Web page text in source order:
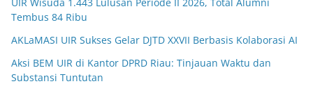
Tembus 84 Ribu
AKLaMASI UIR Sukses Gelar DJTD XXVII Berbasis Kolaborasi AI
Aksi BEM UIR di Kantor DPRD Riau: Tinjauan Waktu dan
Substansi Tuntutan